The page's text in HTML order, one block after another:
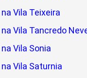
Vila Teixeira
Vila Tancredo
Vila Sonia
Vila Saturnia